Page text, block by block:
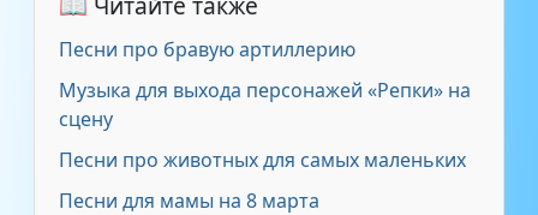
Для спорта
Детское танго
Для выхода клоуна на сцену в
детском саду
1:29
Песни про бравую артиллерию
Музыка для выхода персонажей «Репки» на
сцену
Песни про животных для самых маленьких
Песни для мамы на 8 марта